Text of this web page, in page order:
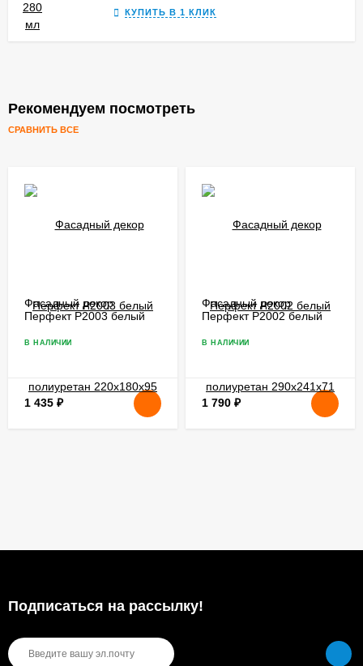
КУПИТЬ В 1 КЛИК
Рекомендуем посмотреть
СРАВНИТЬ ВСЕ
Фасадный декор
Перфект P2003 белый
мм
В НАЛИЧИИ
1 435 ₽
Фасадный декор
Перфект P2002 белый
мм
В НАЛИЧИИ
1 790 ₽
Подписаться на рассылкy!